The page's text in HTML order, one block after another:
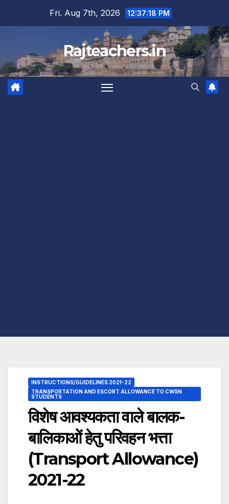
Fri. Aug 7th, 2026 12:37:19 PM
Rajteachers.in
INSTRUCTIONS/GUIDELINES 2021-22
TRANSPORTATION AND ESCORT ALLOWANCE TO CWSN
STUDENTS
विशेष आवश्यकता वाले बालक-
बालिकाओं हेतु परिवहन भत्ता
(Transport Allowance)
2021-22